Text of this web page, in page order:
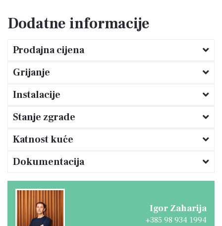
kuće.
Dodatne informacije
Prodajna cijena
Grijanje
Instalacije
Stanje zgrade
Katnost kuće
Dokumentacija
Igor Zaharija
+385 98 934 1994